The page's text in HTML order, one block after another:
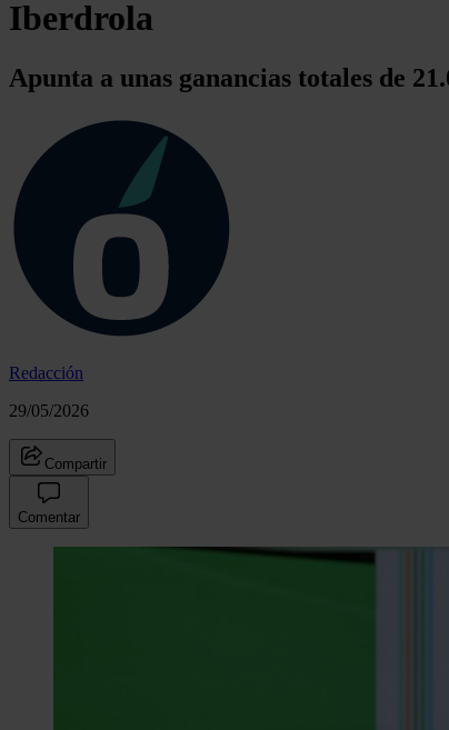
Iberdrola
Apunta a unas ganancias totales de
Redacción
29/05/2026
Compartir
Comentar